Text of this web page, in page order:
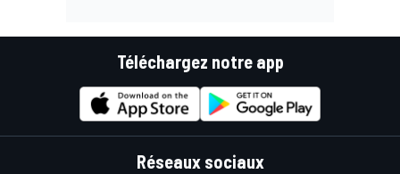
Téléchargez notre app
Réseaux sociaux